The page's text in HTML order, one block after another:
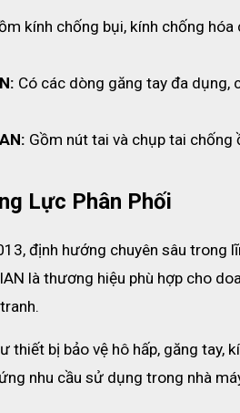
hoặc nhân viên y tế.
sát khuôn mặt
thanh điều chỉnh giúp khẩu trang
– đảm bảo vệ sinh tuyệt đối
gói độc lập, đảm bảo vệ sinh và
kính chống bụi, kính chống
Có các dòng găng tay đa dụng,
Gồm nút tai và chụp tai chống
Lực Phân Phối
định hướng chuyên sâu trong
là thương hiệu phù hợp cho
thiết bị bảo vệ hô hấp, găng tay,
nhu cầu sử dụng trong nhà